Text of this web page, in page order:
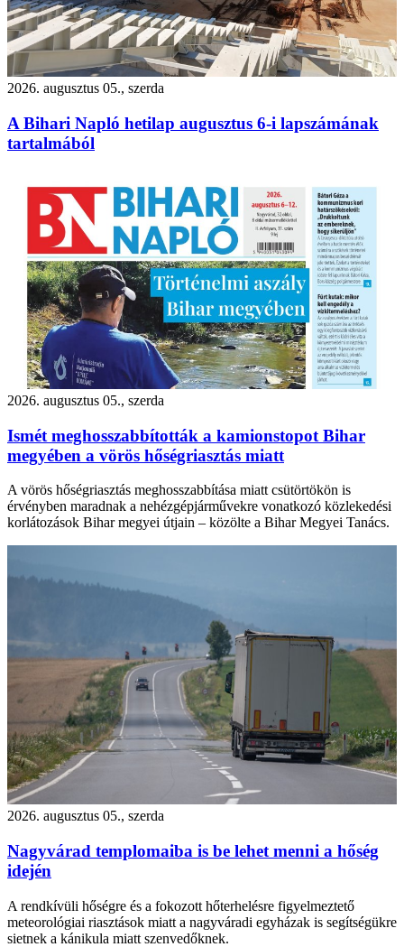
2026. augusztus 05., szerda
A Bihari Napló hetilap augusztus 6-i lapszámának
tartalmából
2026. augusztus 05., szerda
Ismét meghosszabbították a kamionstopot Bihar
megyében a vörös hőségriasztás miatt
A vörös hőségriasztás meghosszabbítása miatt csütörtökön is
érvényben maradnak a nehézgépjárművekre vonatkozó közlekedési
korlátozások Bihar megyei útjain – közölte a Bihar Megyei Tanács.
2026. augusztus 05., szerda
Nagyvárad templomaiba is be lehet menni a hőség
idején
A rendkívüli hőségre és a fokozott hőterhelésre figyelmeztető
meteorológiai riasztások miatt a nagyváradi egyházak is segítségükre
sietnek a kánikula miatt szenvedőknek.